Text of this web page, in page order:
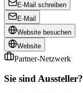
E-Mail schreiben
E-Mail
Website besuchen
Website
Partner-Netzwerk
Sie sind Aussteller?